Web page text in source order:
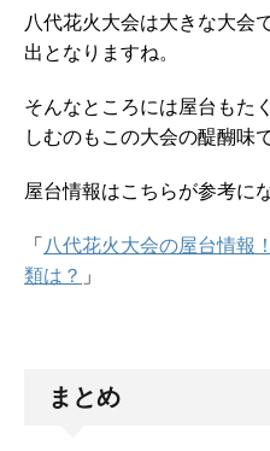
八代花火大会は大きな大会
出となりますね。
そんなところには屋台もた
しむのもこの大会の醍醐味
屋台情報はこちらが参考に
「八代花火大会の屋台情報
類は？ 」
まとめ